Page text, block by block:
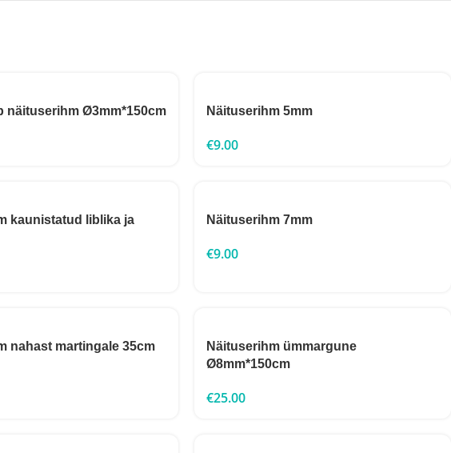
näituserihm Ø3mm*150cm Näituserihm 5mm
€9.00
kaunistatud liblika ja
Näituserihm 7mm
€9.00
nahast martingale 35cm
Näituserihm ümmargune
Ø8mm*150cm
€25.00